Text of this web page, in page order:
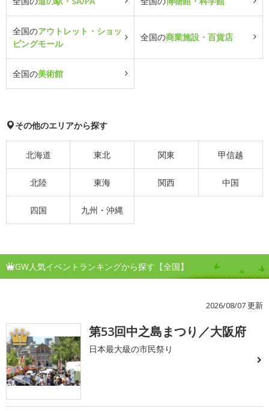
全国のアウトレット・ショッ
ピングモール
全国の商業施設・百貨店
全国の美術館
その他のエリアから探す
北海道 東北 関東 甲信越
北陸 東海 関西 中国
四国 九州・沖縄
GW人気イベントランキングから探す【全国】
2026/08/07 更新
1 第53回中之島まつり／大阪府
日本最大級の市民祭り